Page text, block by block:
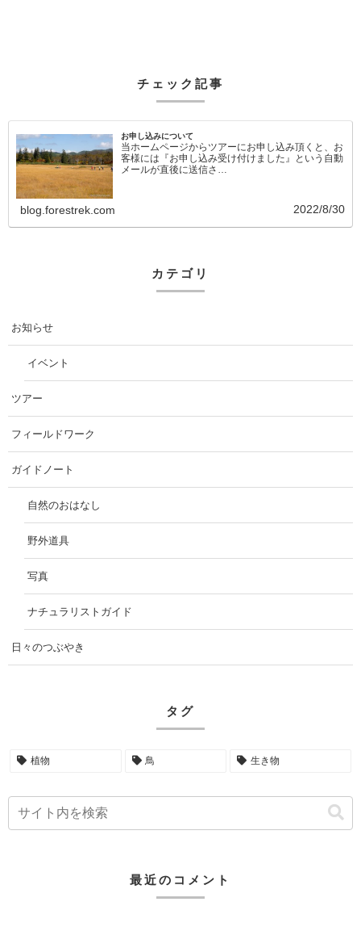
チェック記事
お申し込みについて
当ホームページからツアーにお申し込み頂くと、お
客様には『お申し込み受け付けました』という自動
メールが直後に送信さ…
blog.forestrek.com 2022/8/30
カテゴリ
お知らせ
イベント
ツアー
フィールドワーク
ガイドノート
自然のおはなし
野外道具
写真
ナチュラリストガイド
日々のつぶやき
タグ
植物 鳥 生き物
最近のコメント